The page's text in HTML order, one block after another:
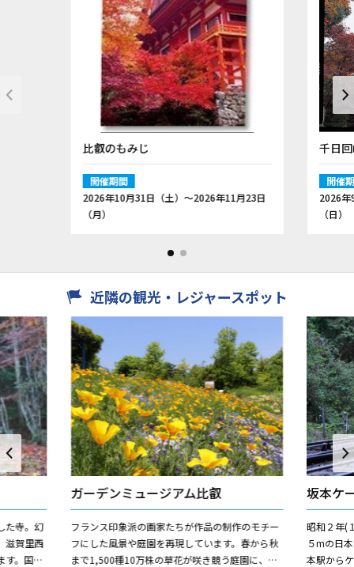
比叡のもみじ
開催期間
2026年10月31日（土）〜2026年11月23日
（月）
千日
開催
2026年
（日）
近隣の観光・レジャースポット
た寺。幻
滋賀里西
す。国指
ガーデンミュージアム比叡
フランス印象派の画家たちが作品の制作のモチー
フにした風景や庭園を再現しています。春から秋
まで1,500種10万株の草花が咲き競う庭園に、印
坂本ケ
昭和２年(
５mの日
本駅から